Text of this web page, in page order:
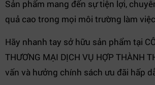
Sản phẩm mang đến sự tiện lợi,
quả cao trong mọi môi trường làm
Hãy nhanh tay sở hữu sản phẩm tại
THƯƠNG MẠI DỊCH VỤ HỢP THÀNH
vấn và hưởng chính sách ưu đãi hấp